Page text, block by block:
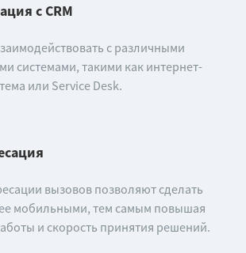
с CRM
с различными
системами, такими как интернет-
или Service Desk.
вызовов позволяют сделать
мобильными, тем самым повышая
и скорость принятия решений.